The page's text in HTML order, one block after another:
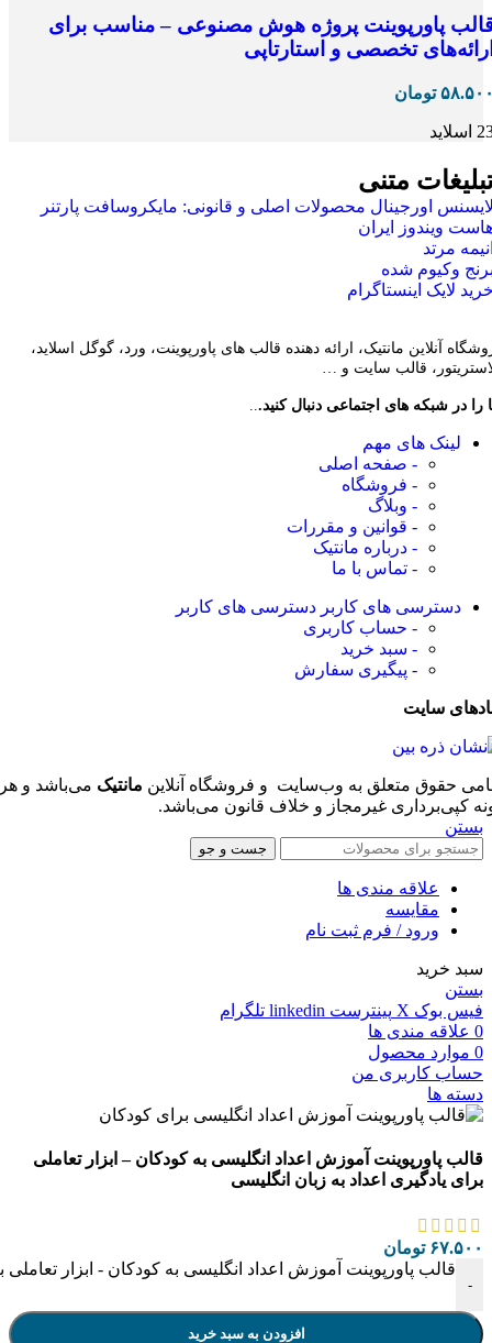
پاورپوینت پروژه هوش مصنوعی – مناسب برای
تخصصی و استارتاپی
تومان
متنی
اورجینال محصولات اصلی و قانونی: مایکروسافت پارتنر
ویندوز ایران
مرتد
وکیوم شده
لایک اینستاگرام
آنلاین مانتیک، ارائه دهنده قالب های پاورپوینت، ورد، گوگل اسلاید،
قالب سایت و …
را در شبکه های اجتماعی دنبال کنید.
لینک های مهم
- صفحه اصلی
- فروشگاه
- وبلاگ
- قوانین و مقررات
- درباره مانتیک
- تماس با ما
دسترسی های کاربر دسترسی های کاربر
- حساب کاربری
- سبد خرید
- پیگیری سفارش
سایت
حقوق متعلق به وب‌سایت و فروشگاه‌ آنلاین مانتیک می‌باشد و هر
کپی‌برداری غیرمجاز و خلاف قانون می‌باشد.
بستن
جست و جو
علاقه مندی ها
مقایسه
ورود / فرم ثبت نام
سبد خرید
بستن
فیس بوک X پینترست linkedin تلگرام
0 علاقه مندی ها
0 موارد محصول
حساب کاربری من
دسته ها
قالب پاورپوینت آموزش اعداد انگلیسی به کودکان – ابزار تعاملی
برای یادگیری اعداد به زبان انگلیسی
۶۷.۵۰۰ تومان
-
قالب پاورپوینت آموزش اعداد انگلیسی به کودکان - ابزار تعاملی
افزودن به سبد خرید